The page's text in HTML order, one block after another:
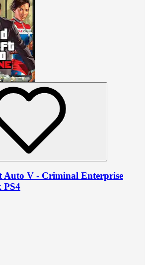
Auto V - Criminal Enterprise
PS4